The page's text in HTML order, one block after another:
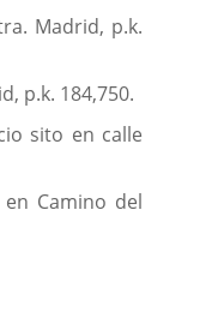
Madrid, p.k.
p.k. 184,750.
sito en calle
Camino del